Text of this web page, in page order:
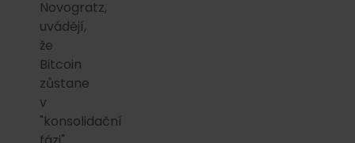
Novogratz,
uvádějí,
že
Bitcoin
zůstane
v
"konsolidační